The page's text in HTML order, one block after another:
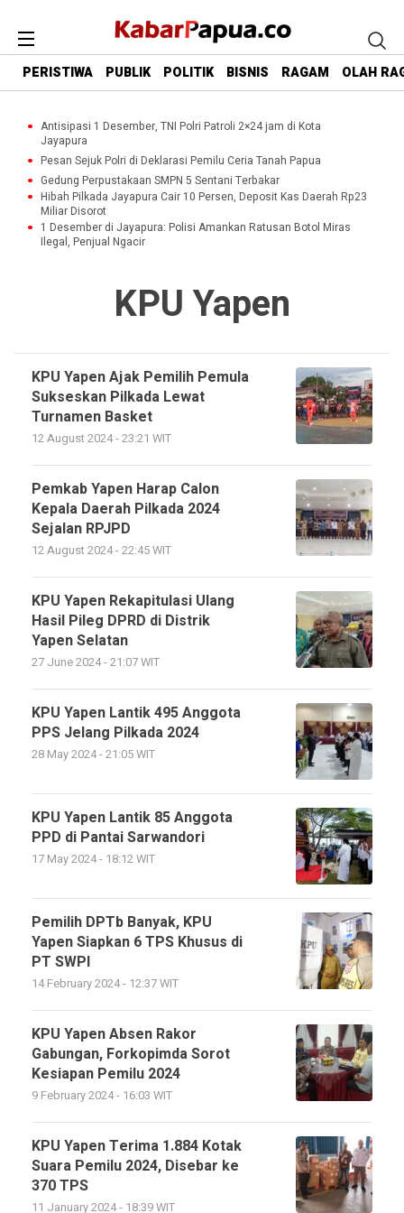
PERISTIWA PUBLIK POLITIK BISNIS RAGAM OLAH
Antisipasi 1 Desember, TNI Polri Patroli 2×24 jam di Kota
Jayapura
Pesan Sejuk Polri di Deklarasi Pemilu Ceria Tanah Papua
Gedung Perpustakaan SMPN 5 Sentani Terbakar
Hibah Pilkada Jayapura Cair 10 Persen, Deposit Kas Daerah Rp23
Miliar Disorot
1 Desember di Jayapura: Polisi Amankan Ratusan Botol Miras
Ilegal, Penjual Ngacir
KPU Yapen
KPU Yapen Ajak Pemilih Pemula
Sukseskan Pilkada Lewat
Turnamen Basket
12 August 2024 - 23:21 WIT
Pemkab Yapen Harap Calon
Kepala Daerah Pilkada 2024
Sejalan RPJPD
12 August 2024 - 22:45 WIT
KPU Yapen Rekapitulasi Ulang
Hasil Pileg DPRD di Distrik
Yapen Selatan
27 June 2024 - 21:07 WIT
KPU Yapen Lantik 495 Anggota
PPS Jelang Pilkada 2024
28 May 2024 - 21:05 WIT
KPU Yapen Lantik 85 Anggota
PPD di Pantai Sarwandori
17 May 2024 - 18:12 WIT
Pemilih DPTb Banyak, KPU
Yapen Siapkan 6 TPS Khusus di
PT SWPI
14 February 2024 - 12:37 WIT
KPU Yapen Absen Rakor
Gabungan, Forkopimda Sorot
Kesiapan Pemilu 2024
9 February 2024 - 16:03 WIT
KPU Yapen Terima 1.884 Kotak
Suara Pemilu 2024, Disebar ke
370 TPS
11 January 2024 - 18:39 WIT